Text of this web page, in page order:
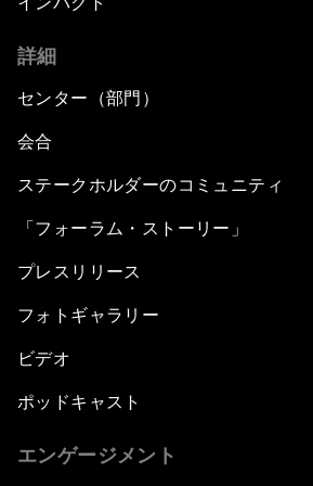
詳細
センター（部門）
会合
ステークホルダーのコミュニティ
「フォーラム・ストーリー」
プレスリリース
フォトギャラリー
ビデオ
ポッドキャスト
エンゲージメント